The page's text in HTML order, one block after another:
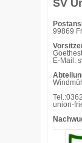
SV
99869
E-Mail:
union-